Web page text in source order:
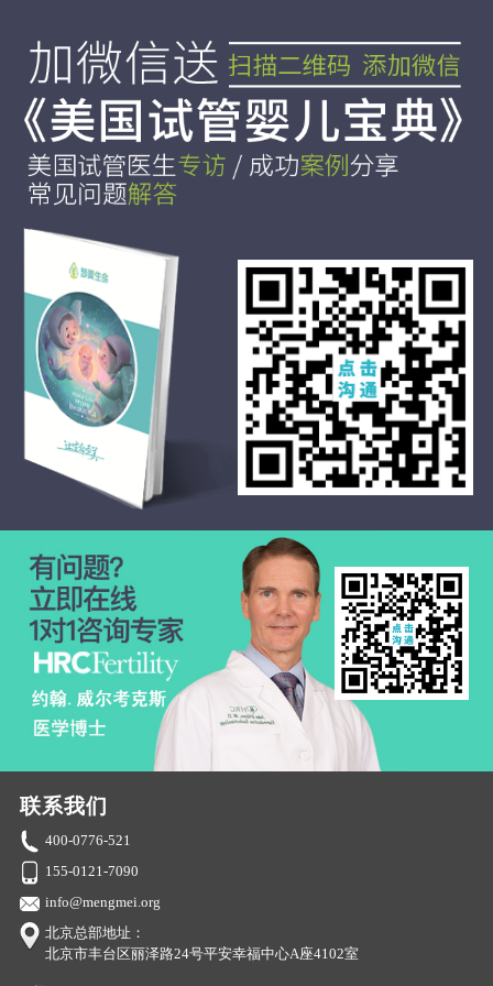
联系我们
400-0776-521
155-0121-7090
info@mengmei.org
北京总部地址：
北京市丰台区丽泽路24号平安幸福中心A座4102室